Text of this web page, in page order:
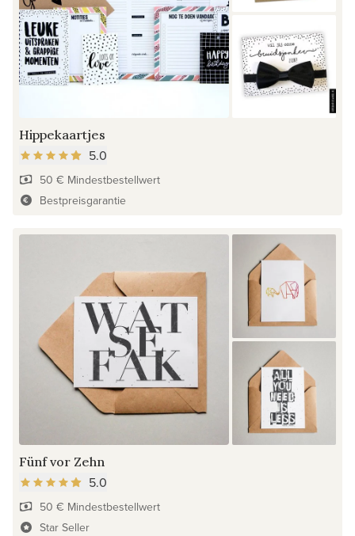
Hippekaartjes
5.0
50 € Mindestbestellwert
Bestpreisgarantie
Fünf vor Zehn
5.0
50 € Mindestbestellwert
Star Seller